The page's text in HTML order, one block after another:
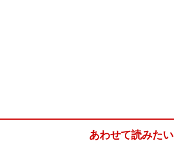
あわせて読みたい